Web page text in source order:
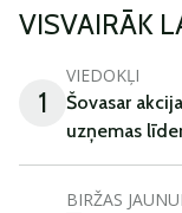
VISVAIRĀK
1
VIEDOKĻI
Šovasar
uzņemas
BIRŽAS